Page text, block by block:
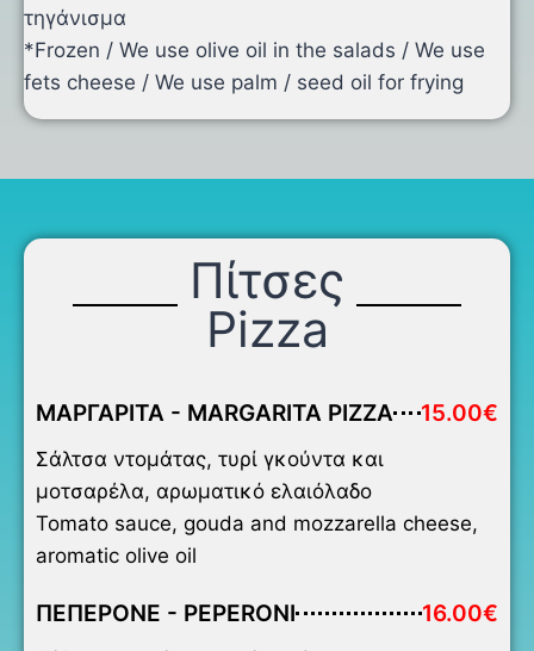
τηγάνισμα
*Frozen / We use olive oil in the salads / We use
fets cheese / We use palm / seed oil for frying
Πίτσες
Pizza
ΜΑΡΓΑΡΙΤΑ - MARGARITA PIZZA 15.00€
Σάλτσα ντομάτας, τυρί γκούντα και
μοτσαρέλα, αρωματικό ελαιόλαδο
Tomato sauce, gouda and mozzarella cheese,
aromatic olive oil
ΠΕΠΕΡΟΝΕ - PEPERONI 16.00€